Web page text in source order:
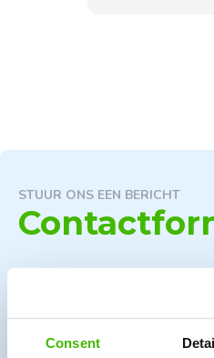
Consent
STUUR ONS EEN BERICHT
U kunt ook het onderstaande
om ons een bericht te
neemt contact met u op.